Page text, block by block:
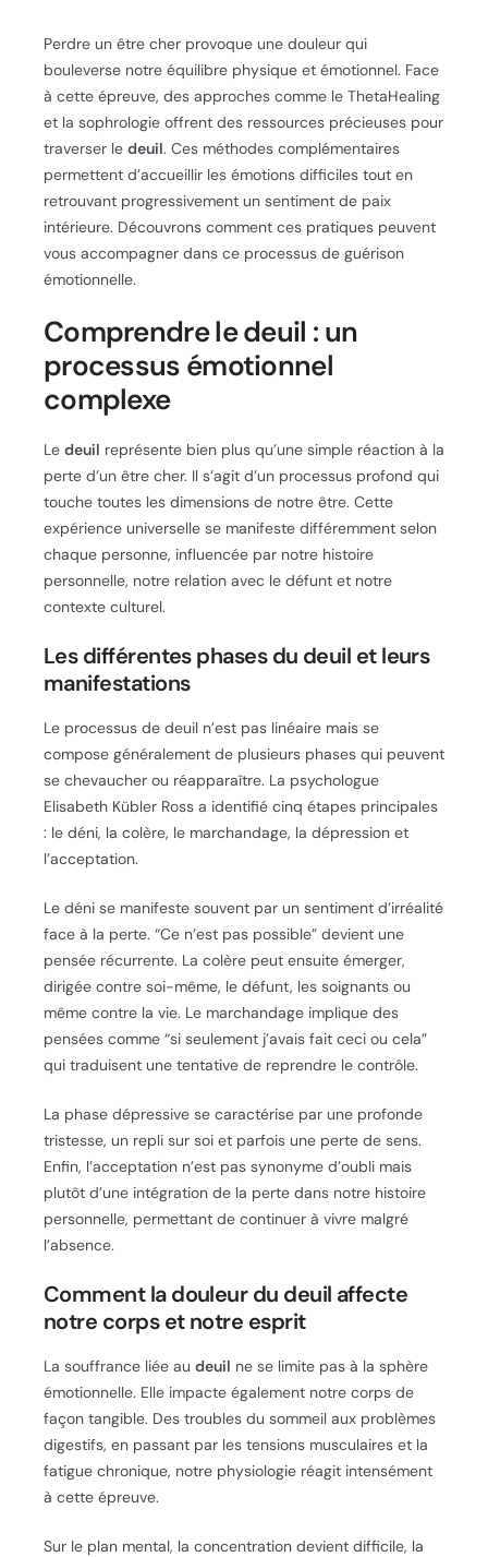
Perdre un être cher provoque une douleur qui
bouleverse notre équilibre physique et émotionnel. Face
à cette épreuve, des approches comme le ThetaHealing
et la sophrologie offrent des ressources précieuses pour
traverser le deuil. Ces méthodes complémentaires
permettent d’accueillir les émotions difficiles tout en
retrouvant progressivement un sentiment de paix
intérieure. Découvrons comment ces pratiques peuvent
vous accompagner dans ce processus de guérison
émotionnelle.
Comprendre le deuil : un
processus émotionnel
complexe
Le deuil représente bien plus qu’une simple réaction à la
perte d’un être cher. Il s’agit d’un processus profond qui
touche toutes les dimensions de notre être. Cette
expérience universelle se manifeste différemment selon
chaque personne, influencée par notre histoire
personnelle, notre relation avec le défunt et notre
contexte culturel.
Les différentes phases du deuil et leurs
manifestations
Le processus de deuil n’est pas linéaire mais se
compose généralement de plusieurs phases qui peuvent
se chevaucher ou réapparaître. La psychologue
Elisabeth Kübler Ross a identifié cinq étapes principales
: le déni, la colère, le marchandage, la dépression et
l’acceptation.
Le déni se manifeste souvent par un sentiment d’irréalité
face à la perte. “Ce n’est pas possible” devient une
pensée récurrente. La colère peut ensuite émerger,
dirigée contre soi-même, le défunt, les soignants ou
même contre la vie. Le marchandage implique des
pensées comme “si seulement j’avais fait ceci ou cela”
qui traduisent une tentative de reprendre le contrôle.
La phase dépressive se caractérise par une profonde
tristesse, un repli sur soi et parfois une perte de sens.
Enfin, l’acceptation n’est pas synonyme d’oubli mais
plutôt d’une intégration de la perte dans notre histoire
personnelle, permettant de continuer à vivre malgré
l’absence.
Comment la douleur du deuil affecte
notre corps et notre esprit
La souffrance liée au deuil ne se limite pas à la sphère
émotionnelle. Elle impacte également notre corps de
façon tangible. Des troubles du sommeil aux problèmes
digestifs, en passant par les tensions musculaires et la
fatigue chronique, notre physiologie réagit intensément
à cette épreuve.
Sur le plan mental, la concentration devient difficile, la